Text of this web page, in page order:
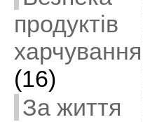
продуктів
харчування
(16)
За життя